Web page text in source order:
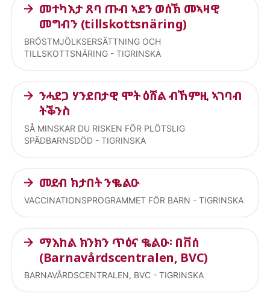
መተካእታ ጸባ ጡብ ኣደን ወሰኽ መኣዛዊ
መግብን (tillskottsnäring)
BRÖSTMJÖLKSERSÄTTNING OCH
TILLSKOTTSNÄRING - TIGRINSKA
ንሓደጋ ሃንደበታዊ ሞት ዕሸል ብኸምዚ ኣገባብ
ትቕንስ
SÅ MINSKAR DU RISKEN FÖR PLÖTSLIG
SPÄDBARNSDÖD - TIGRINSKA
መደብ ክታበት ንቈልዑ
VACCINATIONSPROGRAMMET FÖR BARN - TIGRINSKA
ማእከል ክንክን ጥዕና ቈልዑ፡ በቨሰ
(Barnavårdscentralen, BVC)
BARNAVÅRDSCENTRALEN, BVC - TIGRINSKA